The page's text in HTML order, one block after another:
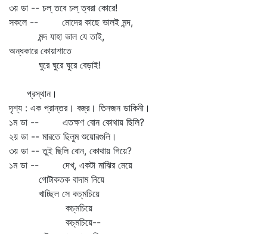
৩য় ডা -- চল্‌ তবে চল্‌ ত্বরা কোরে!
সকলে -- মোদের কাছে ভালই মন্দ,
মন্দ যাহা ভাল যে তাই,
অন্ধকারে কোয়াশাতে
ঘুরে ঘুরে ঘুরে বেড়াই!
প্রস্থান।
দৃশ্য : এক প্রান্তর। বজ্র। তিনজন ডাকিনী।
১ম ডা -- এতক্ষণ বোন কোথায় ছিলি?
২য় ডা -- মারতে ছিলুম শুয়োরগুলি।
৩য় ডা -- তুই ছিলি বোন, কোথায় গিয়ে?
১ম ডা -- দেখ্‌, একটা মাঝির মেয়ে
গোটাকতক বাদাম নিয়ে
খাচ্ছিল সে কচ্‌মচিয়ে
কচ্‌মচিয়ে
কচ্‌মচিয়ে--